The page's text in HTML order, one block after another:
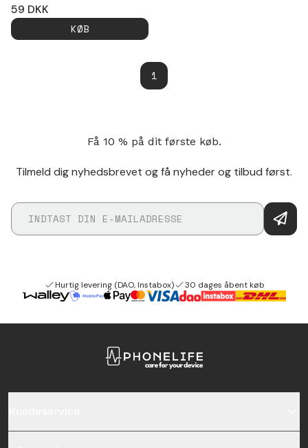
59 DKK
KØB
1
Få 10 % på dit første køb.
Tilmeld dig nyhedsbrevet og få nyheder og tilbud først.
Hurtig levering (DAO, Instabox) 30 dages åbent køb